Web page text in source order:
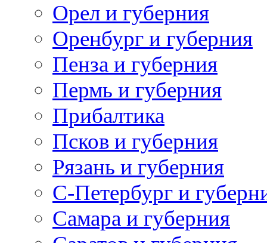
Орел и губерния
Оренбург и губерния
Пенза и губерния
Пермь и губерния
Прибалтика
Псков и губерния
Рязань и губерния
С-Петербург и
Самара и губерния